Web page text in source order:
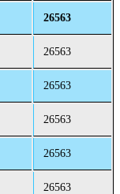
26563
26563
26563
26563
26563
26563